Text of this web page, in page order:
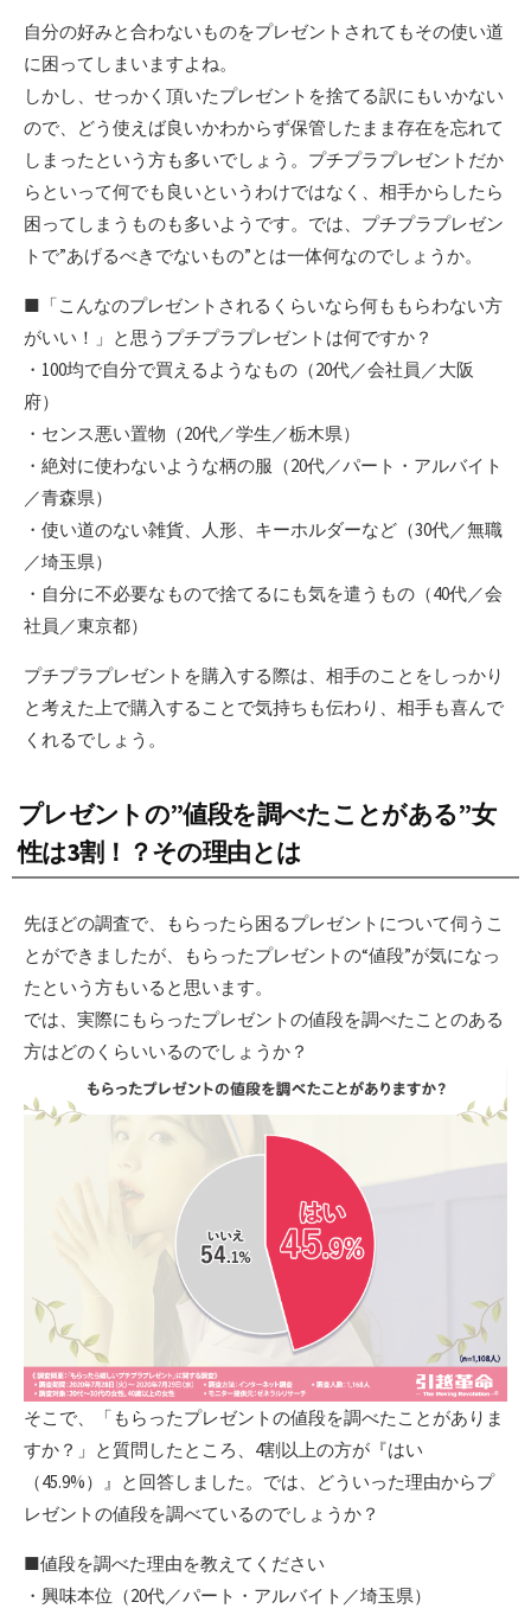
自分の好みと合わないものをプレゼントされてもその使い道
に困ってしまいますよね。
しかし、せっかく頂いたプレゼントを捨てる訳にもいかない
ので、どう使えば良いかわからず保管したまま存在を忘れて
しまったという方も多いでしょう。プチプラプレゼントだか
らといって何でも良いというわけではなく、相手からしたら
困ってしまうものも多いようです。では、プチプラプレゼン
トで”あげるべきでないもの”とは一体何なのでしょうか。
■「こんなのプレゼントされるくらいなら何ももらわない方
がいい！」と思うプチプラプレゼントは何ですか？
・100均で自分で買えるようなもの（20代／会社員／大阪
府）
・センス悪い置物（20代／学生／栃木県）
・絶対に使わないような柄の服（20代／パート・アルバイト
／青森県）
・使い道のない雑貨、人形、キーホルダーなど（30代／無職
／埼玉県）
・自分に不必要なもので捨てるにも気を遣うもの（40代／会
社員／東京都）
プチプラプレゼントを購入する際は、相手のことをしっかり
と考えた上で購入することで気持ちも伝わり、相手も喜んで
くれるでしょう。
プレゼントの”値段を調べたことがある”女
性は3割！？その理由とは
先ほどの調査で、もらったら困るプレゼントについて伺うこ
とができましたが、もらったプレゼントの“値段”が気になっ
たという方もいると思います。
では、実際にもらったプレゼントの値段を調べたことのある
方はどのくらいいるのでしょうか？
そこで、「もらったプレゼントの値段を調べたことがありま
すか？」と質問したところ、4割以上の方が『はい
（45.9%）』と回答しました。では、どういった理由からプ
レゼントの値段を調べているのでしょうか？
■値段を調べた理由を教えてください
・興味本位（20代／パート・アルバイト／埼玉県）